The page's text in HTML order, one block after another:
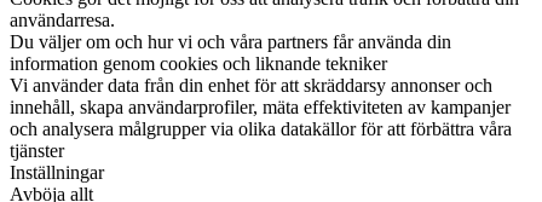
användarresa.
Du väljer om och hur vi och våra partners får använda din
information genom cookies och liknande tekniker
Vi använder data från din enhet för att skräddarsy annonser och
innehåll, skapa användarprofiler, mäta effektiviteten av kampanjer
och analysera målgrupper via olika datakällor för att förbättra våra
tjänster
Inställningar
Avböja allt